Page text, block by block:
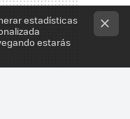
estadísticas
estarás